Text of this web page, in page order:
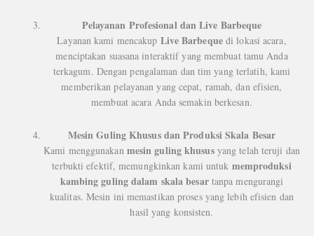
Pelayanan Profesional dan Live Barbeque
Layanan kami mencakup Live Barbequedi lokasi acara,
menciptakan suasana interaktif yang membuat tamu Anda
terkagum. Dengan pengalaman dan tim yang terlatih, kami
memberikan pelayanan yang cepat, ramah, dan efisien,
membuat acara Anda semakin berkesan.
Mesin Guling Khusus dan Produksi Skala Besar
Kami menggunakan mesin guling khususyang telah teruji dan
terbukti efektif, memungkinkan kami untuk memproduksi
kambing guling dalam skala besartanpa mengurangi
kualitas. Mesin ini memastikan proses yang lebih efisien dan
hasil yang konsisten.